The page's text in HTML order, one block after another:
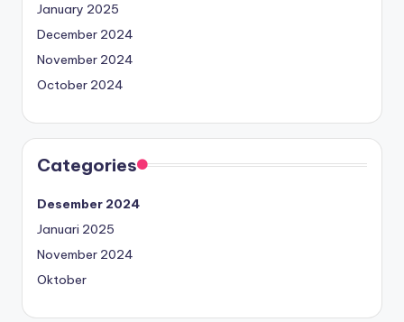
January 2025
December 2024
November 2024
October 2024
Categories
Desember 2024
Januari 2025
November 2024
Oktober